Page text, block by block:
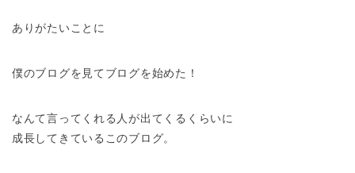
ありがたいことに
僕のブログを見てブログを始めた！
なんて言ってくれる人が出てくるくらいに
成長してきているこのブログ。